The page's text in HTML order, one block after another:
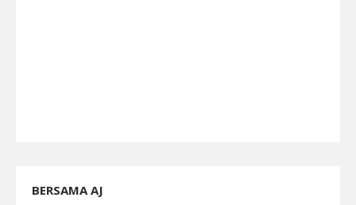
BERSAMA AJ